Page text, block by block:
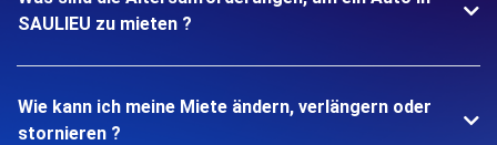
SAULIEU zu mieten ?
Wie kann ich meine Miete ändern, verlängern oder
stornieren ?